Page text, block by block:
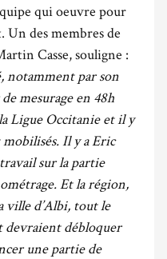
qui oeuvre pour
Un des membres de
Casse, souligne :
notamment par son
mesurage en 48h
Ligue Occitanie et il y
mobilisés. Il y a Eric
sur la partie
Et la région,
ville d’Albi, tout le
devraient débloquer
une partie de